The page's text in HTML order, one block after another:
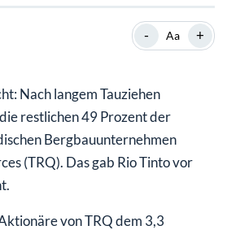
so heiß auf TRQ?
und Verzögerungen
- Aa +
Nach langem Tauziehen
restlichen 49 Prozent der
Bergbauunternehmen
(TRQ). Das gab Rio Tinto vor
von TRQ dem 3,3